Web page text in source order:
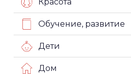
Обучение, развитие
Дети
Дом